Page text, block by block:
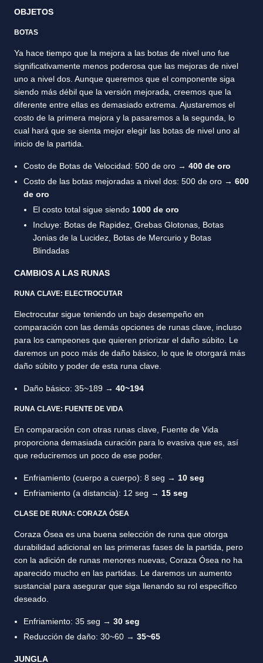
OBJETOS
BOTAS
Ya hace tiempo que la mejora a las botas de nivel uno fue
significativamente menos poderosa que las mejoras de nivel
uno a nivel dos. Aunque queremos que el componente siga
siendo más débil que la versión mejorada, creemos que la
diferente entre ellas es demasiado extrema. Ajustaremos el
costo de la primera mejora y la pasaremos a la segunda, lo
cual hará que se sienta mejor elegir las botas de nivel uno al
inicio de la partida.
Costo de Botas de Velocidad: 500 de oro → 400 de oro
Costo de las botas mejoradas a nivel dos: 500 de oro → 600
de oro
El costo total sigue siendo 1000 de oro
Incluye: Botas de Rapidez, Grebas Glotonas, Botas
Jonias de la Lucidez, Botas de Mercurio y Botas
Blindadas
CAMBIOS A LAS RUNAS
RUNA CLAVE: ELECTROCUTAR
Electrocutar sigue teniendo un bajo desempeño en
comparación con las demás opciones de runas clave, incluso
para los campeones que quieren priorizar el daño súbito. Le
daremos un poco más de daño básico, lo que le otorgará más
daño súbito y poder de esta runa clave.
Daño básico: 35~189 → 40~194
RUNA CLAVE: FUENTE DE VIDA
En comparación con otras runas clave, Fuente de Vida
proporciona demasiada curación para lo evasiva que es, así
que reduciremos un poco de ese poder.
Enfriamiento (cuerpo a cuerpo): 8 seg → 10 seg
Enfriamiento (a distancia): 12 seg → 15 seg
CLASE DE RUNA: CORAZA ÓSEA
Coraza Ósea es una buena selección de runa que otorga
durabilidad adicional en las primeras fases de la partida, pero
con la adición de runas menores nuevas, Coraza Ósea no ha
aparecido mucho en las partidas. Le daremos un aumento
sustancial para asegurar que siga llenando su rol específico
deseado.
Enfriamiento: 35 seg → 30 seg
Reducción de daño: 30~60 → 35~65
JUNGLA